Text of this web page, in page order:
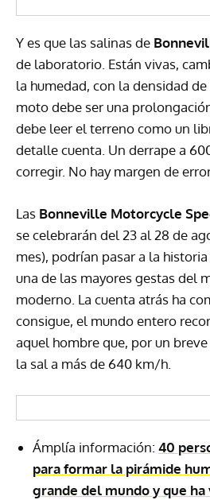
Y es que las salinas de
de laboratorio. Están vivas,
la humedad, con la densidad de
moto debe ser una
debe leer el terreno como un
detalle cuenta. Un derrape a
corregir. No hay margen de
Las Bonneville Motorcycle
se celebrarán del 23 al 28 de
mes), podrían pasar a la
una de las mayores gestas del
moderno. La cuenta atrás ha
consigue, el mundo entero
aquel hombre que, por un
la sal a más de 640 km/h.
Ámplía información: 40
para formar la pirámide
grande del mundo y que